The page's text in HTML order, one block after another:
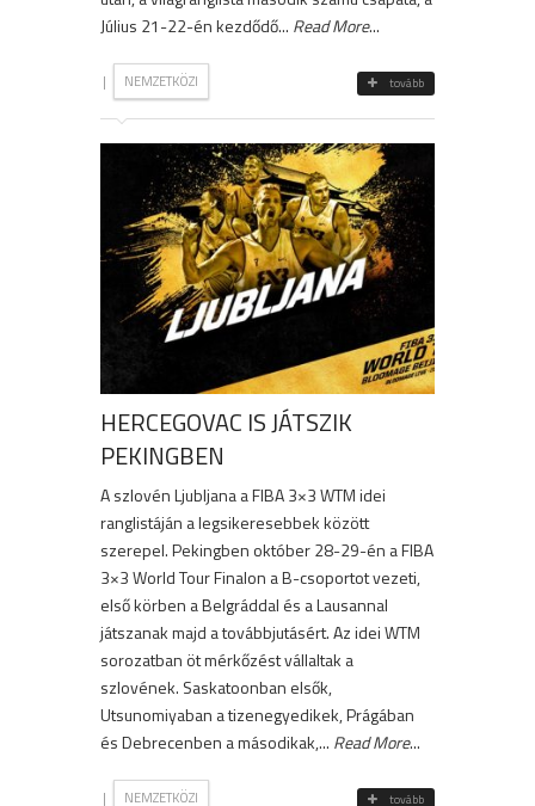
Július 21-22-én kezdődő... Read More...
| NEMZETKÖZI tovább
HERCEGOVAC IS JÁTSZIK
PEKINGBEN
A szlovén Ljubljana a FIBA 3×3 WTM idei
ranglistáján a legsikeresebbek között
szerepel. Pekingben október 28-29-én a FIBA
3×3 World Tour Finalon a B-csoportot vezeti,
első körben a Belgráddal és a Lausannal
játszanak majd a továbbjutásért. Az idei WTM
sorozatban öt mérkőzést vállaltak a
szlovének. Saskatoonban elsők,
Utsunomiyaban a tizenegyedikek, Prágában
és Debrecenben a másodikak,... Read More...
| NEMZETKÖZI tovább